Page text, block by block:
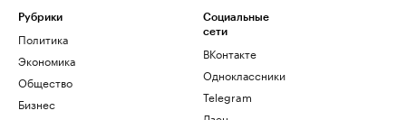
Рубрики
Политика
Экономика
Общество
Бизнес
Социальные
сети
ВКонтакте
Одноклассники
Telegram